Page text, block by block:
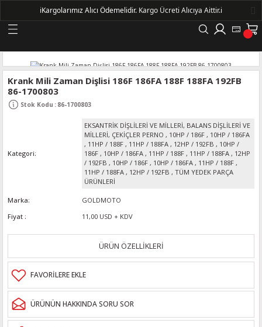
Geri Dön
KASNAKLI ALTERNATÖRLER - 1500
Krank Mili Zaman Dişlisi 186F 186FA 188F 188FA 192FB
86-1700803
Stok Kodu : 86-1700803
Kategori
EKSANTRİK DİŞLİLERİ VE MİLLERİ, BALANS DİŞLİLERİ VE
MİLLERİ, ÇEKİÇLER PERNO , 10HP / 186F , 10HP / 186FA
, 11HP / 188F , 11HP / 188FA , 12HP / 192FB , 10HP /
186F , 10HP / 186FA , 11HP / 188F , 11HP / 188FA , 12HP
/ 192FB , 10HP / 186F , 10HP / 186FA , 11HP / 188F ,
11HP / 188FA , 12HP / 192FB , TÜM YEDEK PARÇA
ÜRÜNLERİ
Marka
GOLDMOTO
Fiyat
11,00 USD + KDV
ÜRÜN ÖZELLİKLERİ
ÜRÜNÜN HAKKINDA SORU SOR
ℹ️Kargolarımız Alıcı Ödemelidir. Kargo Ücreti Alıcıya Aittir.ℹ️